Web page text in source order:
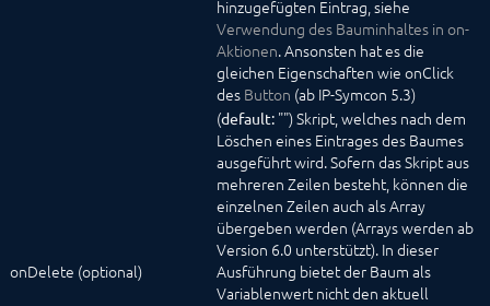
hinzugefügten Eintrag, siehe
Verwendung des Bauminhaltes in on-
Aktionen. Ansonsten hat es die
gleichen Eigenschaften wie onClick
des Button (ab IP-Symcon 5.3)
onDelete (optional)
(default: "") Skript, welches nach dem
Löschen eines Eintrages des Baumes
ausgeführt wird. Sofern das Skript aus
mehreren Zeilen besteht, können die
einzelnen Zeilen auch als Array
übergeben werden (Arrays werden ab
Version 6.0 unterstützt). In dieser
Ausführung bietet der Baum als
Variablenwert nicht den aktuell